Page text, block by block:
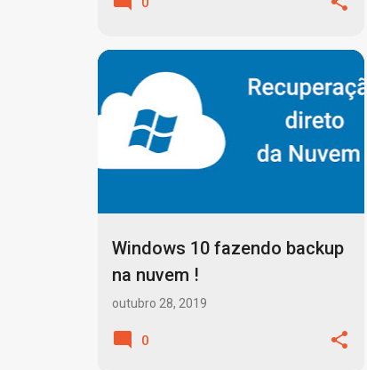
Windows 10 fazendo backup
na nuvem !
outubro 28, 2019
ATUALIZAÇÕES AUTOMÁTICAS +5
0